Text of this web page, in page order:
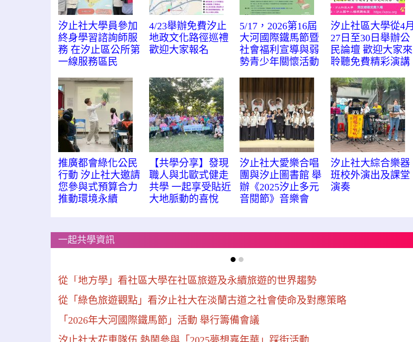
汐止社大學員參加
終身學習諮詢師服
務 在汐止區公所第
一線服務區民
4/23舉辦免費汐止
地政文化路徑巡禮
歡迎大家報名
5/17，2026第16屆
大河國際鐵馬節暨
社會福利宣導與弱
勢青少年關懷活動
汐止社區大學從4月
27日至30日舉辦公
民論壇 歡迎大家來
聆聽免費精彩演講
推廣都會綠化公民
行動 汐止社大邀請
您參與式預算合力
推動環境永續
【共學分享】發現
職人與北歐式健走
共學 一起享受貼近
大地脈動的喜悅
汐止社大愛樂合唱
團與汐止圖書館 舉
辦《2025汐止多元
音閱節》音樂會
汐止社大綜合樂器
班校外演出及課堂
演奏
一起共學資訊
從「地方學」看社區大學在社區旅遊及永續旅遊的世界趨勢
從「綠色旅遊觀點」看汐止社大在淡蘭古道之社會使命及對應策略
「2026年大河國際鐵馬節」活動 舉行籌備會議